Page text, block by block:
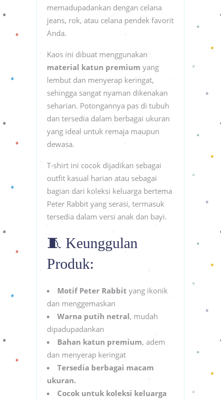
memadupadankan dengan celana
jeans, rok, atau celana pendek favorit
Anda.
Kaos ini dibuat menggunakan
material katun premium yang
lembut dan menyerap keringat,
sehingga sangat nyaman dikenakan
seharian. Potongannya pas di tubuh
dan tersedia dalam berbagai ukuran
yang ideal untuk remaja maupun
dewasa.
T-shirt ini cocok dijadikan sebagai
outfit kasual harian atau sebagai
bagian dari koleksi keluarga bertema
Peter Rabbit yang serasi, termasuk
tersedia dalam versi anak dan bayi.
🧵 Keunggulan
Produk:
Motif Peter Rabbit yang ikonik
dan menggemaskan
Warna putih netral, mudah
dipadupadankan
Bahan katun premium, adem
dan menyerap keringat
Tersedia berbagai macam
ukuran.
Cocok untuk koleksi keluarga